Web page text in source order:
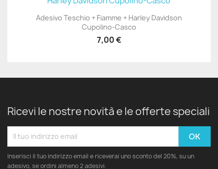
Adesivo Teschio + Fiamme + Harley Davidson
Cupolino-Casco
7,00 €
Ricevi le nostre novità e le offerte speciali
Inserisci il tuo indirizzo email e riceverai uno sconto del 20%, su un
adesivo, se ordini almeno 2 adesivi.